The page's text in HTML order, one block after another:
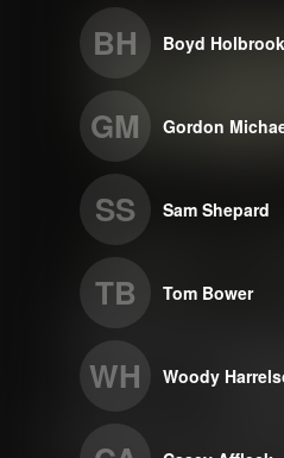
BH Boyd Holbrook
GM Gordon
SS Sam Shepard
TB Tom Bower
WH Woody